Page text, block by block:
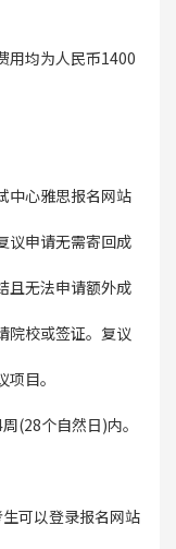
用均为人民币1400
中心雅思报名网站
议申请无需寄回成
且无法申请额外成
院校或签证。复议
目。
(28个自然日)内。
可以登录报名网站